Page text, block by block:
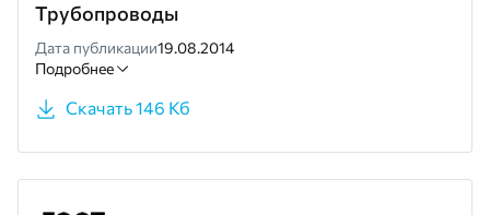
Трубопроводы
Дата публикации19.08.2014
Подробнее
Скачать 146 Кб